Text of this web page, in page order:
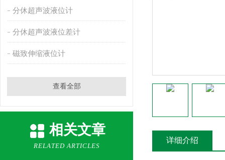
分休超声波液位计
分休超声波液位差计
磁致伸缩液位计
查看全部
相关文章
RELATED ARTICLES
详细介绍